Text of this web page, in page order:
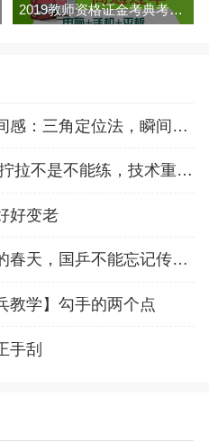
2019教师资格证金考典考试题库软件中学英语学科押题密卷历年真题
开发打乒乓球的空间感：三角定位法，瞬间找准最佳击球点
业余练乒乓球:反手拧拉不是不能练，技术重点就不在手上
好变老
一拍振醒中国体育的春天，国乒不能忘记传奇前辈这份初心！
教学】勾手的两个点
手刮